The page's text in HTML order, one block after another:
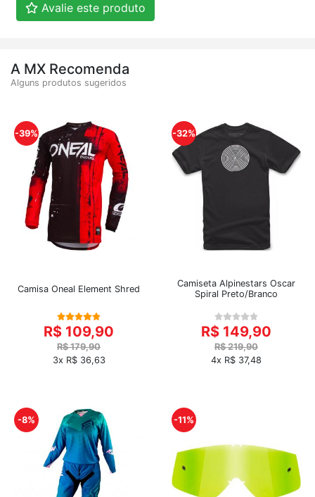
Avalie este produto
A MX Recomenda
Alguns produtos sugeridos
-39%
Camisa Oneal Element Shred
R$ 109,90
R$ 179,90
3x R$ 36,63
-32%
Camiseta Alpinestars Oscar
Spiral Preto/Branco
R$ 149,90
R$ 219,90
4x R$ 37,48
-8% -11%